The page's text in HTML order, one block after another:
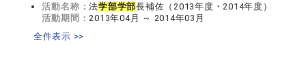
活動名称：法学部学部長補佐（2013年度・2014年度）
活動期間： 2013年04月 ～ 2014年03月
全件表示 >>